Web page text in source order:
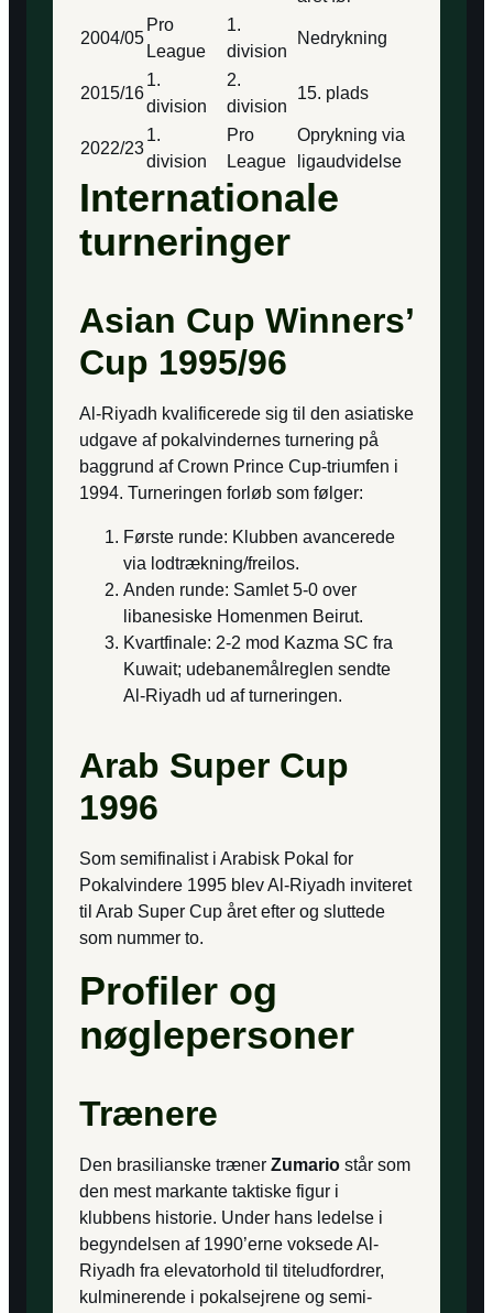
2004/05
Pro
League
1.
division
Nedrykning
2015/16
1.
division
2.
division
15. plads
2022/23
1.
division
Pro
League
Oprykning via
ligaudvidelse
Internationale
turneringer
Asian Cup Winners’
Cup 1995/96
Al-Riyadh kvalificerede sig til den asiatiske
udgave af pokalvindernes turnering på
baggrund af Crown Prince Cup-triumfen i
1994. Turneringen forløb som følger:
Første runde: Klubben avancerede
via lodtrækning/freilos.
Anden runde: Samlet 5-0 over
libanesiske Homenmen Beirut.
Kvartfinale: 2-2 mod Kazma SC fra
Kuwait; udebanemålreglen sendte
Al-Riyadh ud af turneringen.
Arab Super Cup
1996
Som semifinalist i Arabisk Pokal for
Pokalvindere 1995 blev Al-Riyadh inviteret
til Arab Super Cup året efter og sluttede
som nummer to.
Profiler og
nøglepersoner
Trænere
Den brasilianske træner Zumario står som
den mest markante taktiske figur i
klubbens historie. Under hans ledelse i
begyndelsen af 1990’erne voksede Al-
Riyadh fra elevatorhold til titeludfordrer,
kulminerende i pokalsejrene og semi-